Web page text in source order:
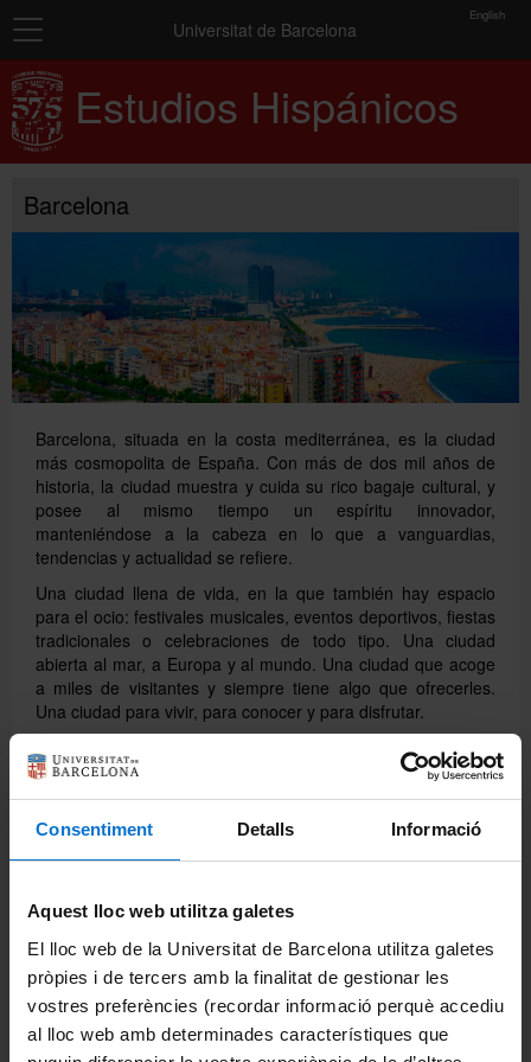
Consentiment Detalls Informació
Aquest lloc web utilitza galetes
El lloc web de la Universitat de Barcelona utilitza galetes
pròpies i de tercers amb la finalitat de gestionar les
vostres preferències (recordar informació perquè accediu
al lloc web amb determinades característiques que
Matrícula
Resumen
de
los
grupos
seleccionado
ningún
grupo.
Añadir más grupos
Navegación Universitat de Barcelona
toolbar
English
Estudios Hispánicos
Inicio
Conócenos
Más información
Barcelona
Barcelona, situada en la costa mediterránea, es la ciudad
más cosmopolita de España. Con más de dos mil años de
historia, la ciudad muestra y cuida su rico bagaje cultural, y
posee al mismo tiempo un espíritu innovador,
manteniéndose a la cabeza en lo que a vanguardias,
tendencias y actualidad se refiere.
Una ciudad llena de vida, en la que también hay espacio
para el ocio: festivales musicales, eventos deportivos, fiestas
tradicionales o celebraciones de todo tipo. Una ciudad
abierta al mar, a Europa y al mundo. Una ciudad que acoge
a miles de visitantes y siempre tiene algo que ofrecerles.
Una ciudad para vivir, para conocer y para disfrutar.
Compártelo:
Cursos
Anual 2026-2027
Otoño 2026